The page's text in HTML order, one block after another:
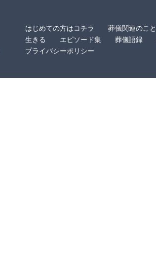
はじめての方はコチラ 葬儀関連のこと
生きる
エピソード集 葬儀語録
プライバシーポリシー